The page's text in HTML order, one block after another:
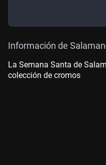
Información de
La Semana Santa de
colección de cromos